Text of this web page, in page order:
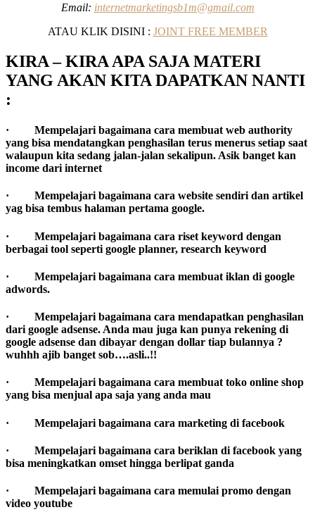
Email: internetmarketingsb1m@gmail.com
ATAU KLIK DISINI : JOINT FREE MEMBER
KIRA – KIRA APA SAJA MATERI
YANG AKAN KITA DAPATKAN NANTI
:
· Mempelajari bagaimana cara membuat web authority
yang bisa mendatangkan penghasilan terus menerus setiap saat
walaupun kita sedang jalan-jalan sekalipun. Asik banget kan
income dari internet
· Mempelajari bagaimana cara website sendiri dan artikel
yag bisa tembus halaman pertama google.
· Mempelajari bagaimana cara riset keyword dengan
berbagai tool seperti google planner, research keyword
· Mempelajari bagaimana cara membuat iklan di google
adwords.
· Mempelajari bagaimana cara mendapatkan penghasilan
dari google adsense. Anda mau juga kan punya rekening di
google adsense dan dibayar dengan dollar tiap bulannya ?
wuhhh ajib banget sob….asli..!!
· Mempelajari bagaimana cara membuat toko online shop
yang bisa menjual apa saja yang anda mau
· Mempelajari bagaimana cara marketing di facebook
· Mempelajari bagaimana cara beriklan di facebook yang
bisa meningkatkan omset hingga berlipat ganda
· Mempelajari bagaimana cara memulai promo dengan
video youtube